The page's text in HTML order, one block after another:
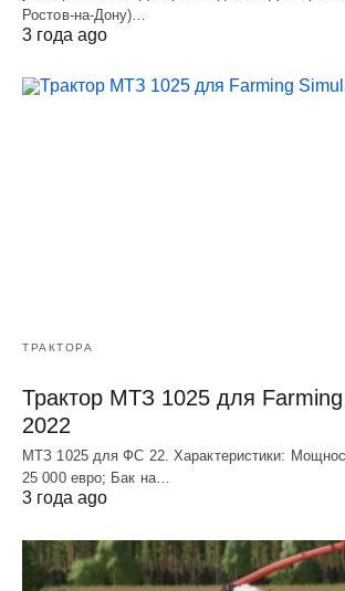
Ростов-на-Дону)…
3 года ago
ТРАКТОРА
Трактор МТЗ 1025 для
2022
МТЗ 1025 для ФС 22. Характеристики:
25 000 евро; Бак на…
3 года ago